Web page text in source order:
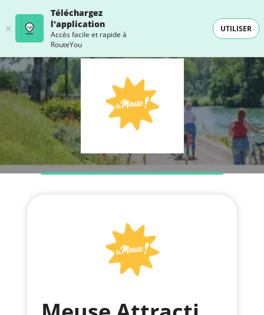
Téléchargez
l'application
Accès facile et rapide à
RouteYou
UTILISER